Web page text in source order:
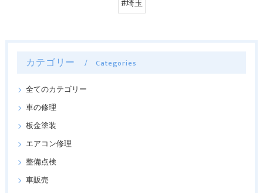
#埼玉
カテゴリー Categories
全てのカテゴリー
車の修理
板金塗装
エアコン修理
整備点検
車販売